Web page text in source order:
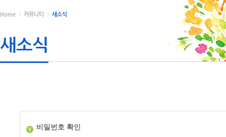
Home 커뮤니티 새소식
새소식
비밀번호 확인